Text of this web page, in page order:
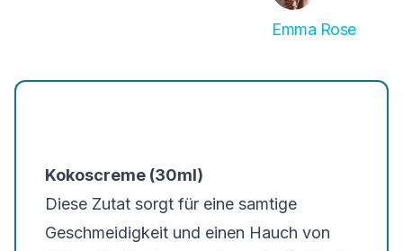
Emma Rose
Kokoscreme (30ml)
Diese Zutat sorgt für eine samtige
Geschmeidigkeit und einen Hauch von